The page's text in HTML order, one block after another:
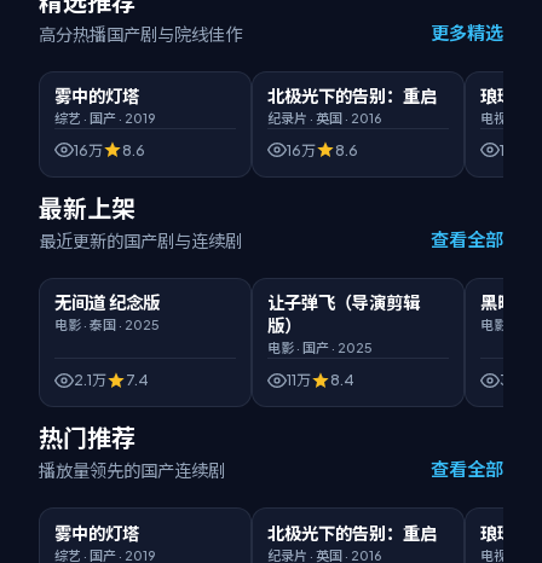
高分热播国产剧与院线佳作 更多精选
精选
雾中的灯塔
综艺 · 国产 · 2019
16万 8.6
精选
北极光下的告别：重启
纪录片 · 英国 · 2016
16万 8.6
精选
琅琊榜
电视剧
16万
最新上架
最近更新的国产剧与连续剧 查看全部
无间道 纪念版
电影 · 泰国 · 2025
2.1万 7.4
新片
让子弹飞（导演剪辑
版）
电影 · 国产 · 2025
11万 8.4
黑暗荣
电影
3.6万
热门推荐
播放量领先的国产连续剧 查看全部
热门
雾中的灯塔
综艺 · 国产 · 2019
热门
北极光下的告别：重启
纪录片 · 英国 · 2016
热门
琅琊榜
电视剧